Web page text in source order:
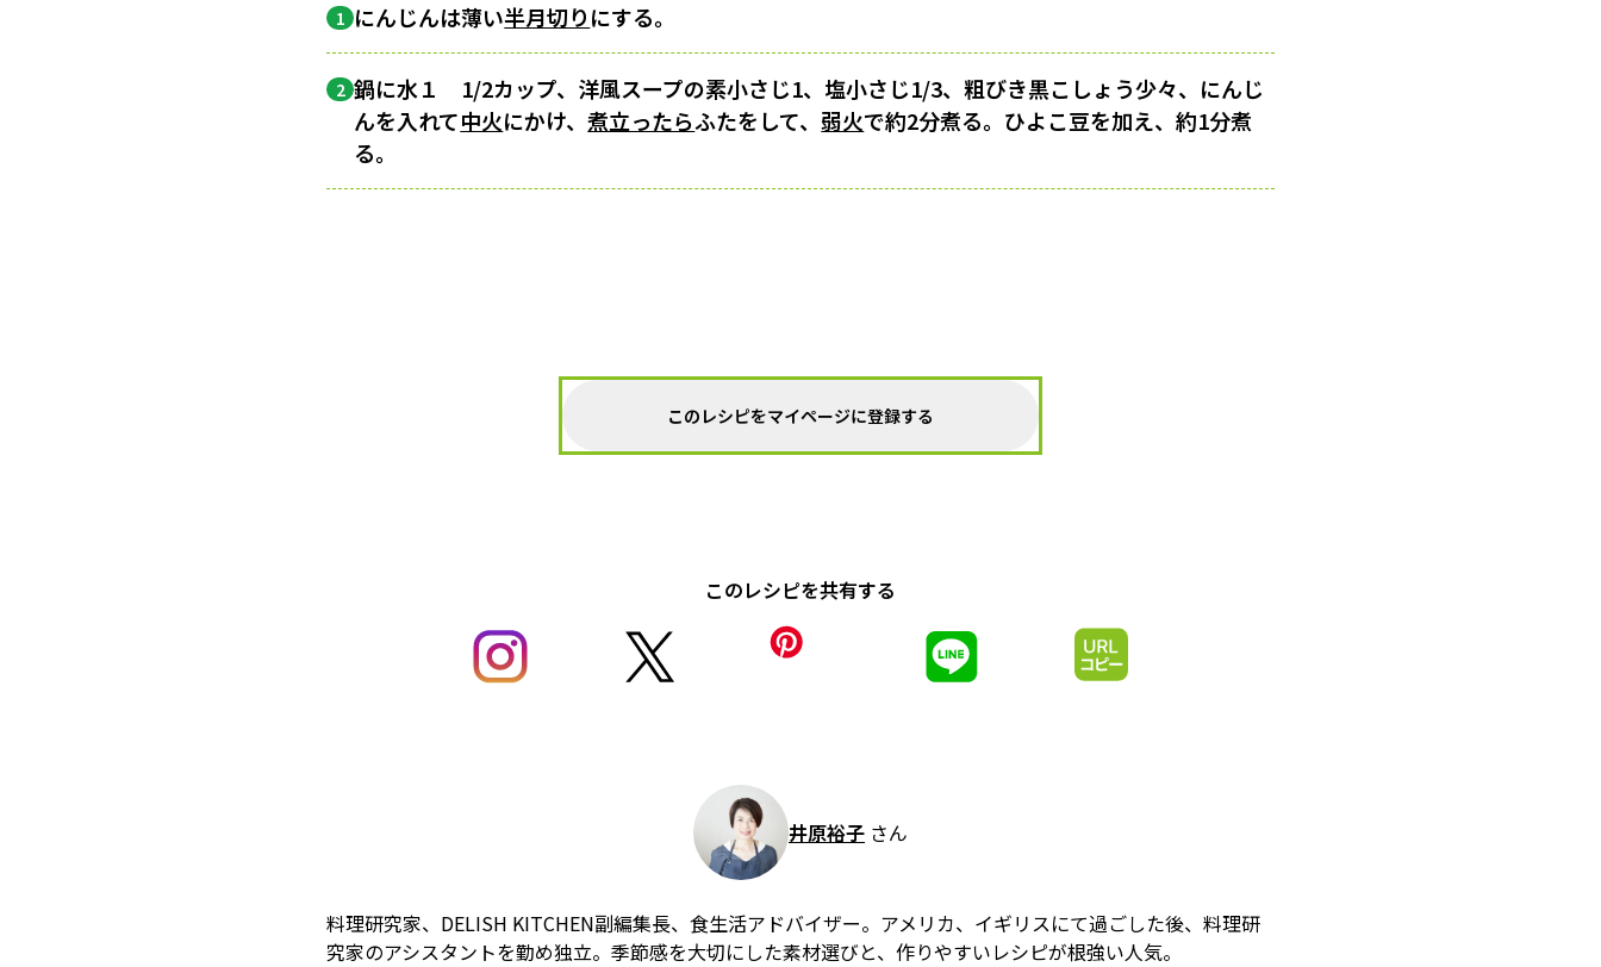
1 にんじんは薄い半月切りにする。
2 鍋に水１ 1/2カップ、洋風スープの素小さじ1、塩小さじ1/3、粗びき黒こしょう少々、にんじ
んを入れて中火にかけ、煮立ったらふたをして、弱火で約2分煮る。ひよこ豆を加え、約1分煮
る。
このレシピをマイページに登録する
このレシピを共有する
井原裕子 さん
料理研究家、DELISH KITCHEN副編集長、食生活アドバイザー。アメリカ、イギリスにて過ごした後、料理研
究家のアシスタントを勤め独立。季節感を大切にした素材選びと、作りやすいレシピが根強い人気。